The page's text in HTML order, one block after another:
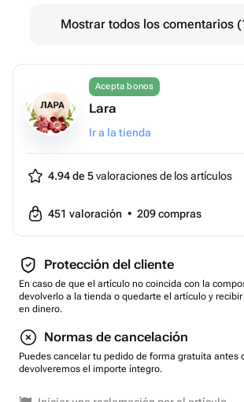
Mostrar todos los comentarios
Acepta bonos
Lara
Ir a la tienda
4.94 de 5valoraciones de los artículos
451 valoración • 209compras
Protección del cliente
En caso de que el artículo no coincida con la
devolverlo a la tienda o quedarte el artículo y
en dinero.
Normas de cancelación
Puedes cancelar tu pedido de forma gratuita antes
devolveremos el importe íntegro.